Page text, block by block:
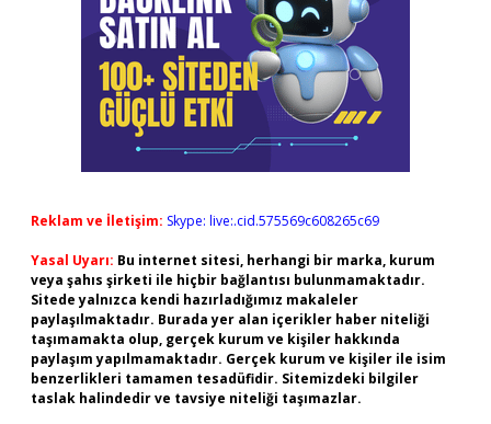
Reklam ve İletişim: Skype: live:.cid.575569c608265c69
Yasal Uyarı: Bu internet sitesi, herhangi bir marka, kurum
veya şahıs şirketi ile hiçbir bağlantısı bulunmamaktadır.
Sitede yalnızca kendi hazırladığımız makaleler
paylaşılmaktadır. Burada yer alan içerikler haber niteliği
taşımamakta olup, gerçek kurum ve kişiler hakkında
paylaşım yapılmamaktadır. Gerçek kurum ve kişiler ile isim
benzerlikleri tamamen tesadüfidir. Sitemizdeki bilgiler
taslak halindedir ve tavsiye niteliği taşımazlar.